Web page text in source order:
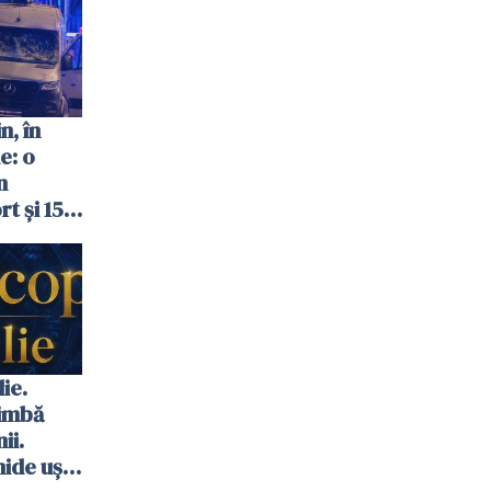
în
o
și 15
uși